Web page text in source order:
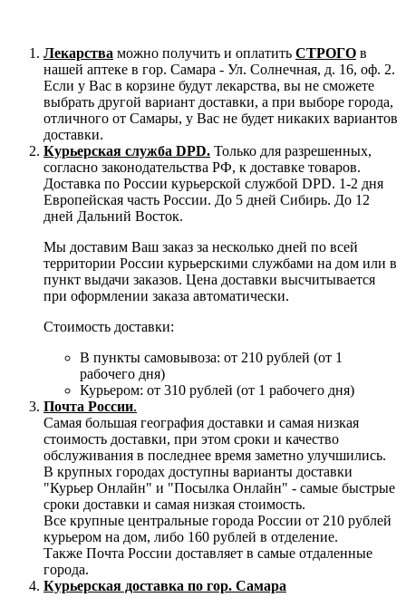
Лекарства можно получить и оплатить СТРОГО в
нашей аптеке в гор. Самара - Ул. Солнечная, д. 16, оф. 2.
Если у Вас в корзине будут лекарства, вы не сможете
выбрать другой вариант доставки, а при выборе города,
отличного от Самары, у Вас не будет никаких вариантов
доставки.
Курьерская служба DPD. Только для разрешенных,
согласно законодательства РФ, к доставке товаров.
Доставка по России курьерской службой DPD. 1-2 дня
Европейская часть России. До 5 дней Сибирь. До 12
дней Дальний Восток.
Мы доставим Ваш заказ за несколько дней по всей
территории России курьерскими службами на дом или в
пункт выдачи заказов. Цена доставки высчитывается
при оформлении заказа автоматически.
Стоимость доставки:
В пункты самовывоза: от 210 рублей (от 1
рабочего дня)
Курьером: от 310 рублей (от 1 рабочего дня)
Почта России.
Самая большая география доставки и самая низкая
стоимость доставки, при этом сроки и качество
обслуживания в последнее время заметно улучшились.
В крупных городах доступны варианты доставки
"Курьер Онлайн" и "Посылка Онлайн" - самые быстрые
сроки доставки и самая низкая стоимость.
Все крупные центральные города России от 210 рублей
курьером на дом, либо 160 рублей в отделение.
Также Почта России доставляет в самые отдаленные
города.
Курьерская доставка по гор. Самара